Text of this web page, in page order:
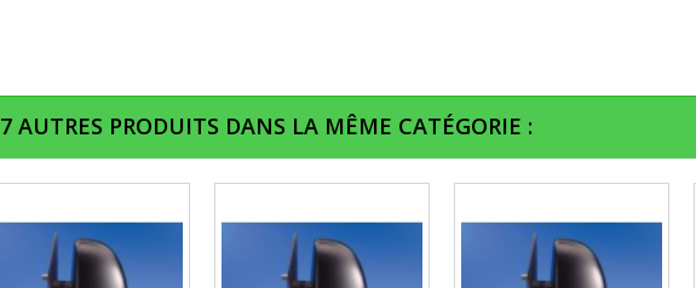
7 AUTRES PRODUITS DANS LA MÊME CATÉGORIE :